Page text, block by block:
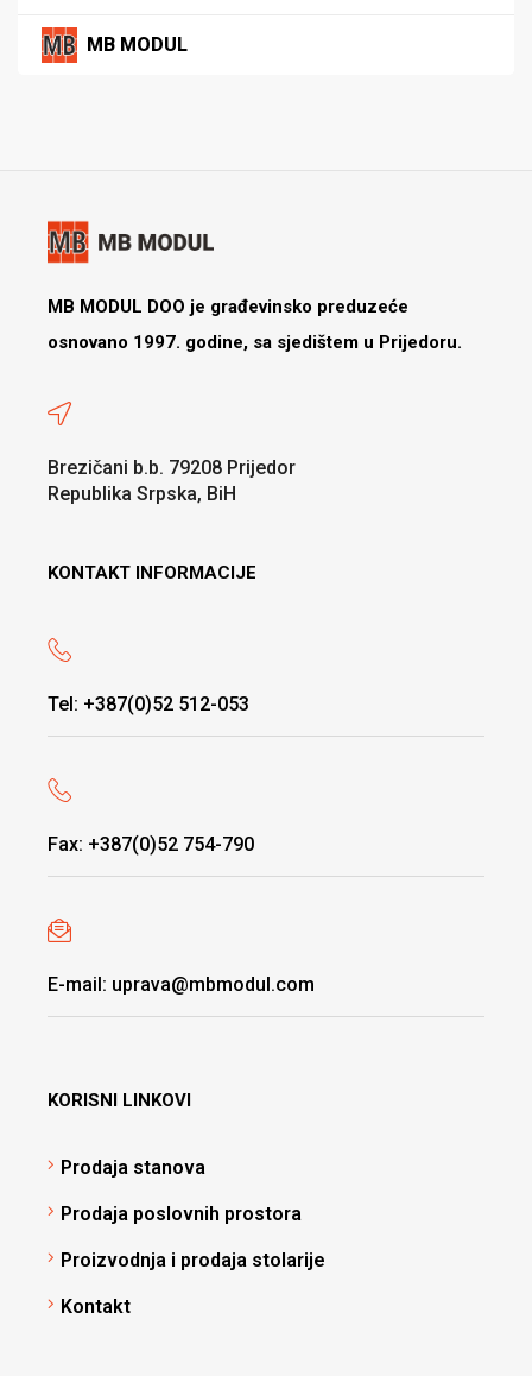
MB MODUL
MB MODUL DOO je građevinsko preduzeće
osnovano 1997. godine, sa sjedištem u Prijedoru.
Brezičani b.b. 79208 Prijedor
Republika Srpska, BiH
KONTAKT INFORMACIJE
Tel: +387(0)52 512-053
Fax: +387(0)52 754-790
E-mail: uprava@mbmodul.com
KORISNI LINKOVI
Prodaja stanova
Prodaja poslovnih prostora
Proizvodnja i prodaja stolarije
Kontakt